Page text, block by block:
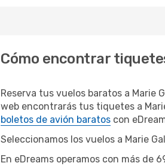
Cómo encontrar
Reserva tus vuelos baratos a Marie
web encontrarás tus tiquetes a
boletos de avión baratos con
Seleccionamos los vuelos a Marie
En eDreams operamos con más de